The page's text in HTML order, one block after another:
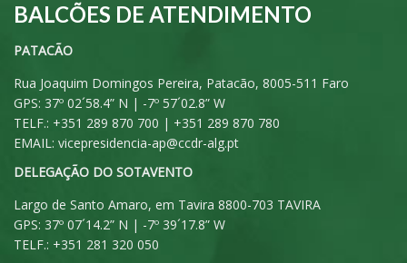
BALCÕES DE ATENDIMENTO
PATACÃO
Rua Joaquim Domingos Pereira, Patacão, 8005-511 Faro
GPS: 37º 02´58.4” N | -7º 57´02.8” W
TELF.: +351 289 870 700 | +351 289 870 780
EMAIL: vicepresidencia-ap@ccdr-alg.pt
DELEGAÇÃO DO SOTAVENTO
Largo de Santo Amaro, em Tavira 8800-703 TAVIRA
GPS: 37º 07´14.2” N | -7º 39´17.8” W
TELF.: +351 281 320 050